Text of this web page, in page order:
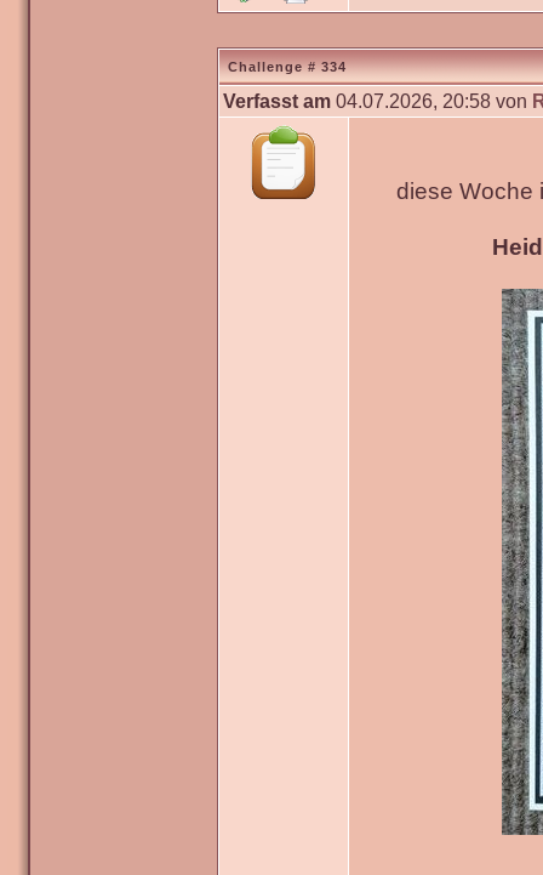
Challenge # 334
Verfasst am 04.07.2026, 20:58 von
diese Woche